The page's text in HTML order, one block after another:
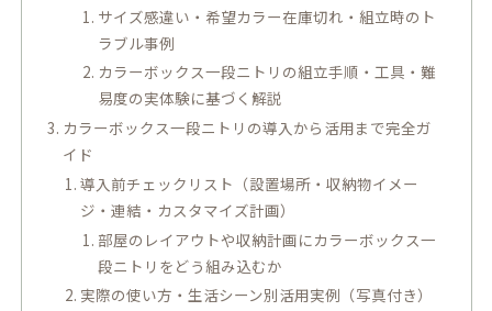
サイズ感違い・希望カラー在庫切れ・組立時のト
ラブル事例
カラーボックス一段ニトリの組立手順・工具・難
易度の実体験に基づく解説
カラーボックス一段ニトリの導入から活用まで完全ガ
イド
導入前チェックリスト（設置場所・収納物イメー
ジ・連結・カスタマイズ計画）
部屋のレイアウトや収納計画にカラーボックス一
段ニトリをどう組み込むか
実際の使い方・生活シーン別活用実例（写真付き）